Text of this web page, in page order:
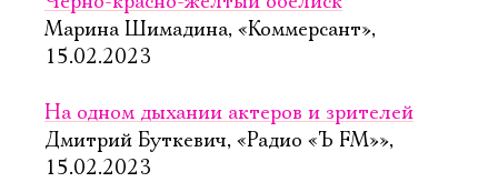
Марина Шимадина, «Коммерсант»,
15.02.2023
На одном дыхании актеров и зрителей
Дмитрий Буткевич, «Радио «Ъ FM»»,
15.02.2023